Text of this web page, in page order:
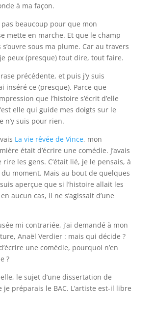
à ma façon.
pas beaucoup pour que mon
mette en marche. Et que le champ
sous ma plume. Car au travers
peux (presque) tout dire, tout faire.
précédente, et puis j’y suis
inséré ce (presque). Parce que
que l’histoire s’écrit d’elle
elle qui guide mes doigts sur le
n’y suis pour rien.
La vie rêvée de Vince, mon
était d’écrire une comédie. J’avais
les gens. C’était lié, je le pensais, à
moment. Mais au bout de quelques
aperçue que si l’histoire allait les
aucun cas, il ne s’agissait d’une
mi contrariée, j’ai demandé à mon
Anaël Verdier : mais qui décide ?
une comédie, pourquoi n’en
?
le sujet d’une dissertation de
préparais le BAC. L’artiste est-il libre